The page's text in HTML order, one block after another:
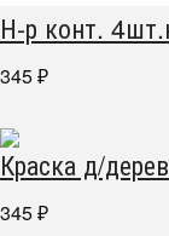
Н-р конт.
345 ₽
Краска д/
345 ₽